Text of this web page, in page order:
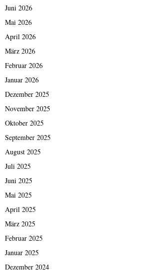
Juni 2026
Mai 2026
April 2026
März 2026
Februar 2026
Januar 2026
Dezember 2025
November 2025
Oktober 2025
September 2025
August 2025
Juli 2025
Juni 2025
Mai 2025
April 2025
März 2025
Februar 2025
Januar 2025
Dezember 2024